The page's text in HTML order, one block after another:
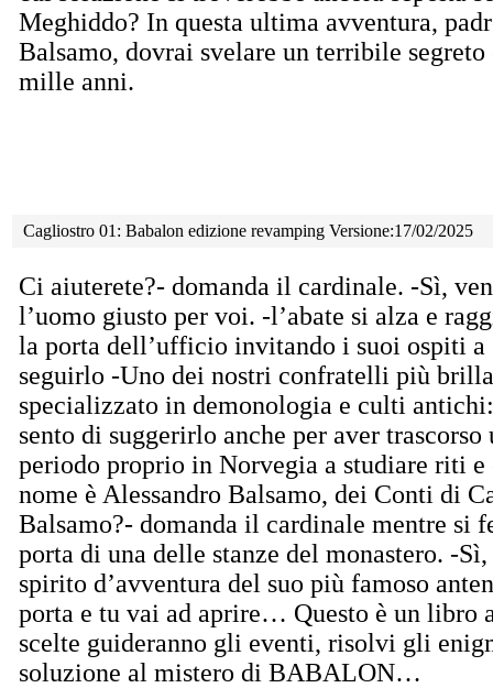
Meghiddo? In questa ultima avventura,
Balsamo, dovrai svelare un terribile segreto
mille anni.
Cagliostro 01: Babalon edizione revamping Versione:17/02/2025
Ci aiuterete?- domanda il cardinale. -Sì,
l’uomo giusto per voi. -l’abate si alza e
la porta dell’ufficio invitando i suoi ospiti a
seguirlo -Uno dei nostri confratelli più
specializzato in demonologia e culti
sento di suggerirlo anche per aver trascorso
periodo proprio in Norvegia a studiare riti
nome è Alessandro Balsamo, dei Conti di
Balsamo?- domanda il cardinale mentre si
porta di una delle stanze del monastero. -Sì,
spirito d’avventura del suo più famoso
porta e tu vai ad aprire… Questo è un libro
scelte guideranno gli eventi, risolvi gli
soluzione al mistero di BABALON…